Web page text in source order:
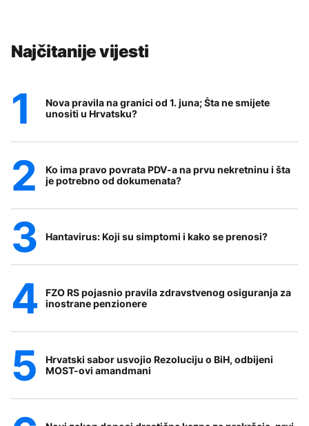
Najčitanije vijesti
Nova pravila na granici od 1. juna; Šta ne smijete
unositi u Hrvatsku?
Ko ima pravo povrata PDV-a na prvu nekretninu i šta
je potrebno od dokumenata?
Hantavirus: Koji su simptomi i kako se prenosi?
FZO RS pojasnio pravila zdravstvenog osiguranja za
inostrane penzionere
Hrvatski sabor usvojio Rezoluciju o BiH, odbijeni
MOST-ovi amandmani